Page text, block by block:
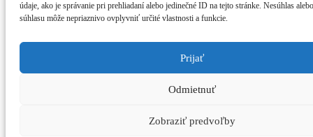
údaje, ako je správanie pri prehliadaní alebo jedinečné ID na tejto stránke. Nesúhlas
súhlasu môže nepriaznivo ovplyvniť určité vlastnosti a funkcie.
Prijať
Odmietnuť
Zobraziť predvoľby